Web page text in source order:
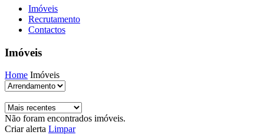
Imóveis
Recrutamento
Contactos
Imóveis
Home Imóveis
Não foram encontrados imóveis.
Criar alerta Limpar